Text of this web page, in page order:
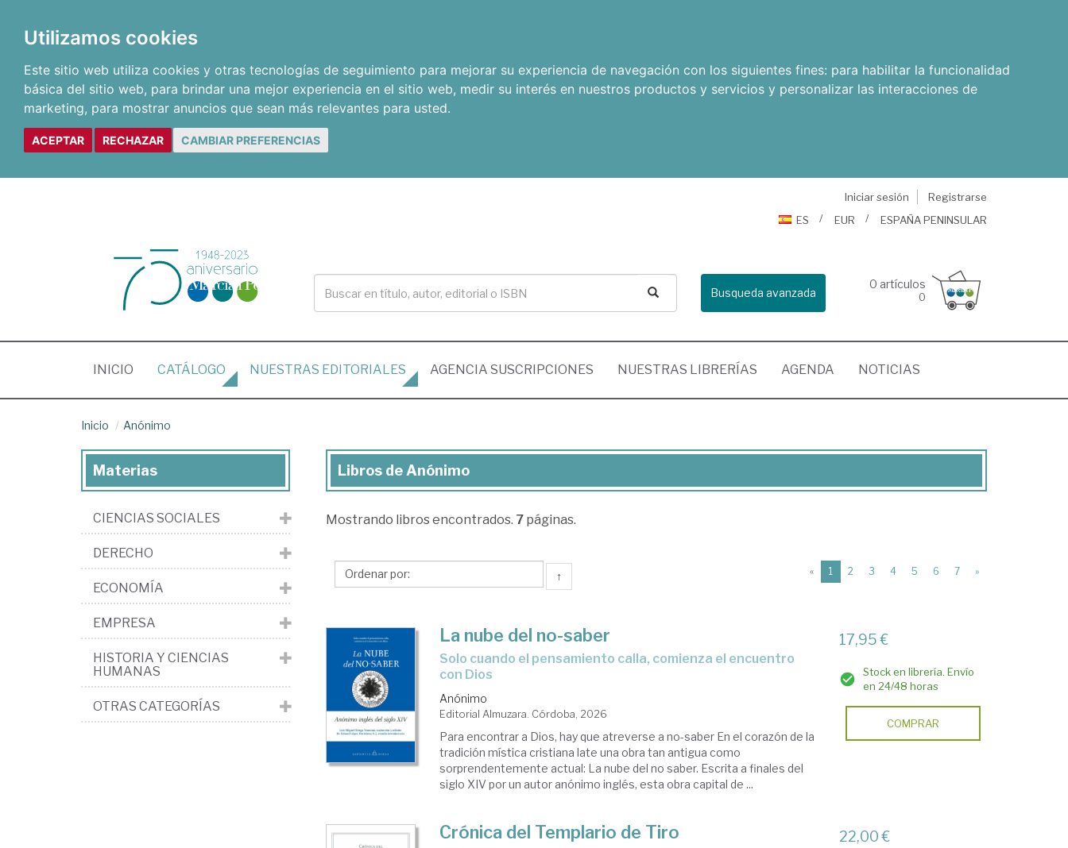
Utilizamos cookies
Este sitio web utiliza cookies y otras tecnologías de seguimiento para mejorar su experiencia de navegación con los siguientes fines: para habilitar la funcionalidad
básica del sitio web, para brindar una mejor experiencia en el sitio web, medir su interés en nuestros productos y servicios y personalizar las interacciones de
marketing, para mostrar anuncios que sean más relevantes para usted.
ACEPTAR RECHAZAR CAMBIAR PREFERENCIAS
Iniciar sesión
Registrarse
ES
EUR ESPAÑA PENINSULAR
Busqueda avanzada
0 artículos
0
INICIO (CURRENT)
CATÁLOGO NUESTRAS EDITORIALES AGENCIA SUSCRIPCIONES NUESTRAS LIBRERÍAS AGENDA NOTICIAS
Inicio Anónimo
Libros
Anónimo
Libros de Anónimo
Mostrando libros encontrados. 7páginas.
↑ « 1 (current)
2 3 4 5 6 7 »
La nube del no-saber
Solo cuando el pensamiento calla, comienza el encuentro
con Dios
Anónimo
Editorial Almuzara. Córdoba, 2026
Para encontrar a Dios, hay que atreverse a no-saber En el corazón de la
tradición mística cristiana late una obra tan antigua como
sorprendentemente actual: La nube del no saber. Escrita a finales del
siglo XIV por un autor anónimo inglés, esta obra capital de ...
17,95 €
Stock en librería. Envío
en 24/48 horas
COMPRAR
Crónica del Templario de Tiro 22,00 €
Materias
CIENCIAS SOCIALES
DERECHO
ECONOMÍA
EMPRESA
HISTORIA Y CIENCIAS
HUMANAS
OTRAS CATEGORÍAS